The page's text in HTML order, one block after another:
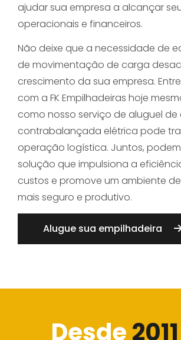
ajudar sua empresa a alcançar
operacionais e financeiros.
Não deixe que a necessidade de
de movimentação de carga
crescimento da sua empresa.
com a FK Empilhadeiras hoje
como nosso serviço de aluguel de
contrabalançada elétrica pode
operação logística. Juntos,
solução que impulsiona a
custos e promove um ambiente
mais seguro e produtivo.
Alugue sua empilhadeira
Desde2011